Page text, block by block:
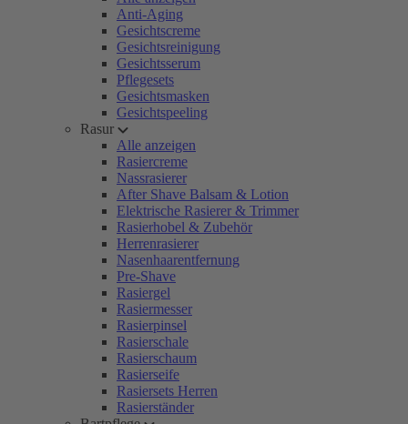
Anti-Aging
Gesichtscreme
Gesichtsreinigung
Gesichtsserum
Pflegesets
Gesichtsmasken
Gesichtspeeling
Rasur
Alle anzeigen
Rasiercreme
Nassrasierer
After Shave Balsam & Lotion
Elektrische Rasierer & Trimmer
Rasierhobel & Zubehör
Herrenrasierer
Nasenhaarentfernung
Pre-Shave
Rasiergel
Rasiermesser
Rasierpinsel
Rasierschale
Rasierschaum
Rasierseife
Rasiersets Herren
Rasierständer